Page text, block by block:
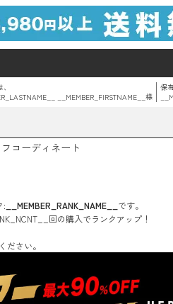
__MEMBER_FIRSTNAME__ 様
保
コーディネート
: __MEMBER_RANK_NAME__ です。
回の購入でランクアップ！
ださい。